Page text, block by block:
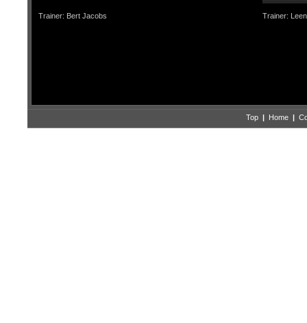
Trainer: Bert Jacobs Trainer:
Top | Home |